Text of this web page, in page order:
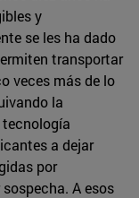
y
se les ha dado
transportar
veces más de lo
la
a dejar
por
A esos